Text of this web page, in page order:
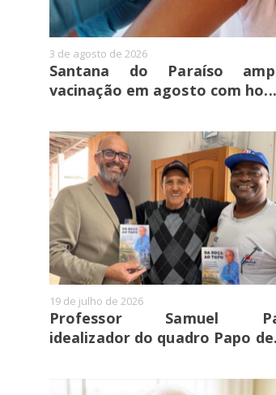
3 de agosto de 2026
Santana do Paraíso
vacinação em agosto com ho...
19 de julho de 2026
Professor Samuel
idealizador do quadro Papo